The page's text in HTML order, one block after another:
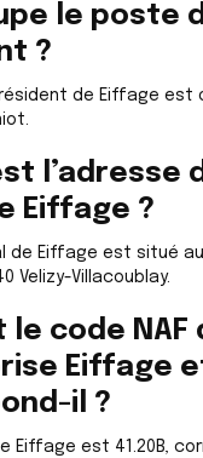
le poste
?
de Eiffage est
l’adresse
Eiffage ?
de Eiffage est situé au
Velizy-Villacoublay.
le code NAF
Eiffage
il ?
Eiffage est 41.20B,